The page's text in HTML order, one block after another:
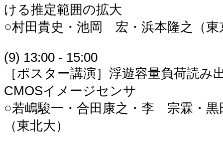
ける推定範囲の拡大
○村田貴史・池岡 宏・浜本隆之（東
(9) 13:00 - 15:00
［ポスター講演］浮遊容量負荷読み
CMOSイメージセンサ
○若嶋駿一・合田康之・李 宗霖・黒
（東北大）